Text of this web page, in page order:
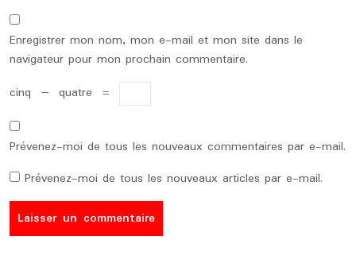
Enregistrer mon nom, mon e-mail et mon site dans le
navigateur pour mon prochain commentaire.
cinq − quatre =
Prévenez-moi de tous les nouveaux commentaires par e-mail.
Prévenez-moi de tous les nouveaux articles par e-mail.